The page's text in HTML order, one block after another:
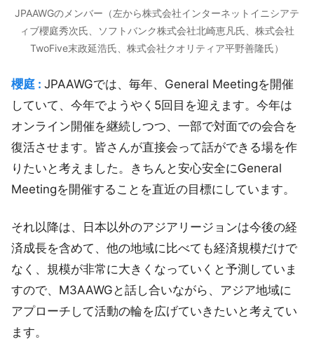
JPAAWGのメンバー（左から株式会社インターネットイニシアテ
ィブ櫻庭秀次氏、ソフトバンク株式会社北崎恵凡氏、株式会社
TwoFive末政延浩氏、株式会社クオリティア平野善隆氏）
櫻庭 : JPAAWGでは、毎年、General Meetingを開催
していて、今年でようやく5回目を迎えます。今年は
オンライン開催を継続しつつ、一部で対面での会合を
復活させます。皆さんが直接会って話ができる場を作
りたいと考えました。きちんと安心安全にGeneral
Meetingを開催することを直近の目標にしています。
それ以降は、日本以外のアジアリージョンは今後の経
済成長を含めて、他の地域に比べても経済規模だけで
なく、規模が非常に大きくなっていくと予測していま
すので、M3AAWGと話し合いながら、アジア地域に
アプローチして活動の輪を広げていきたいと考えてい
ます。